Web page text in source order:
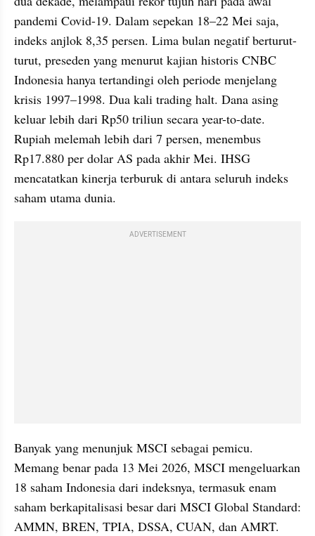
pandemi Covid-19. Dalam sepekan 18–22 Mei saja,
indeks anjlok 8,35 persen. Lima bulan negatif berturut-
turut, preseden yang menurut kajian historis CNBC
Indonesia hanya tertandingi oleh periode menjelang
krisis 1997–1998. Dua kali trading halt. Dana asing
keluar lebih dari Rp50 triliun secara year-to-date.
Rupiah melemah lebih dari 7 persen, menembus
Rp17.880 per dolar AS pada akhir Mei. IHSG
mencatatkan kinerja terburuk di antara seluruh indeks
saham utama dunia.
ADVERTISEMENT
Banyak yang menunjuk MSCI sebagai pemicu.
Memang benar pada 13 Mei 2026, MSCI mengeluarkan
18 saham Indonesia dari indeksnya, termasuk enam
saham berkapitalisasi besar dari MSCI Global Standard:
AMMN, BREN, TPIA, DSSA, CUAN, dan AMRT.